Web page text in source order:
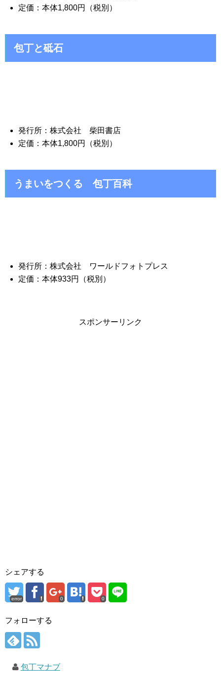
定価：本体1,800円（税別）
包丁と砥石
発行所：株式会社 柴田書店
定価：本体1,800円（税別）
うまいをつくる 包丁百科
発行所：株式会社 ワールドフォトプレス
定価：本体933円（税別）
スポンサーリンク
シェアする
error 0 0
フォローする
包丁マナブ